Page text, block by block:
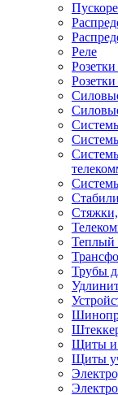
Реле
Теплый
Трубы
Щиты и
Щиты